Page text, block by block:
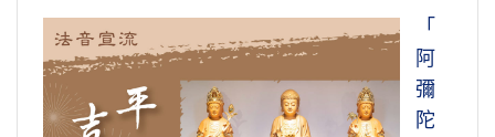
「
阿
彌
陀